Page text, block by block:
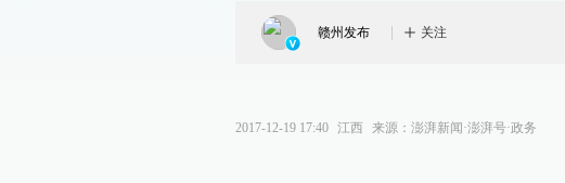
赣州发布 关注
2017-12-19 17:40 江西 来源： 澎湃新闻·澎湃号·政务